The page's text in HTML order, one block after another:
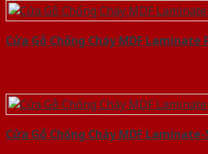
Cửa Gỗ Chống Cháy MDF Laminate
Cửa Gỗ Chống Cháy MDF Laminate-